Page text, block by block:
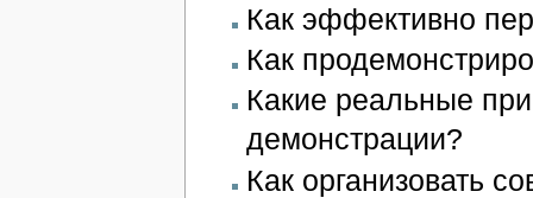
Как эффективно
Как
Какие реальные
демонстрации?
Как организовать